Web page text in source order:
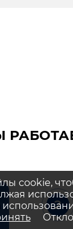
2
cookie,